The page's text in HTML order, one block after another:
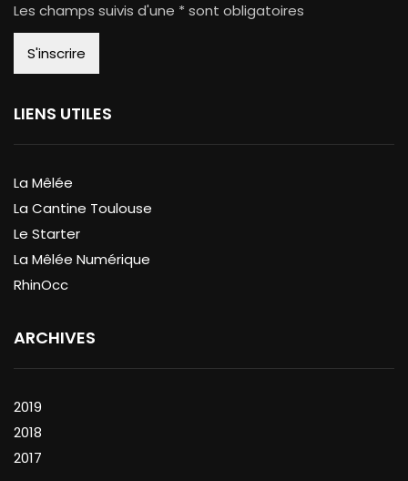
Les champs suivis d'une * sont obligatoires
LIENS UTILES
La Mêlée
La Cantine Toulouse
Le Starter
La Mêlée Numérique
RhinOcc
ARCHIVES
2019
2018
2017